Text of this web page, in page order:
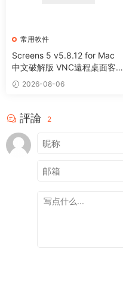
常用軟件
Screens 5 v5.8.12 for Mac
中文破解版 VNC遠程桌面客戶
端應用程序
2026-08-06
評論 2